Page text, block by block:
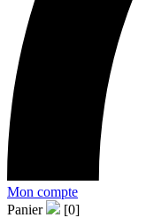
Mon compte
Panier
[0]